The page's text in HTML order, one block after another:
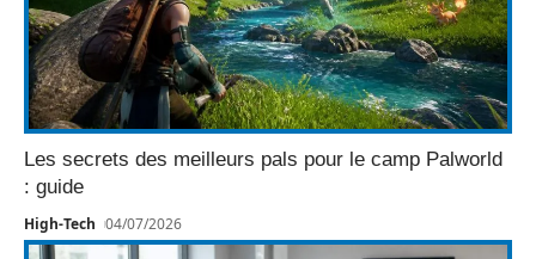
Les secrets des meilleurs pals pour le camp Palworld
: guide
High-Tech 04/07/2026